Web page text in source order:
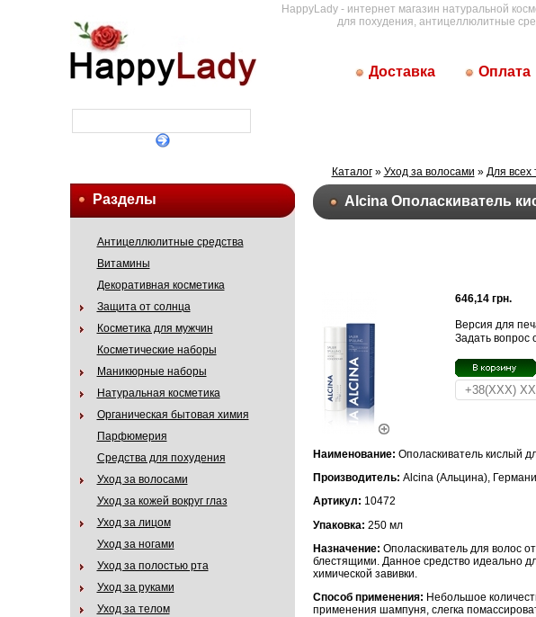
HappyLady - интернет магазин натуральной
для похудения, антицеллюлитные
Доставка Оплата
Разделы
Антицеллюлитные средства
Витамины
Декоративная косметика
Защита от солнца
Косметика для мужчин
Косметические наборы
Маникюрные наборы
Натуральная косметика
Органическая бытовая химия
Парфюмерия
Средства для похудения
Уход за волосами
Уход за кожей вокруг глаз
Уход за лицом
Уход за ногами
Уход за полостью рта
Уход за руками
Уход за телом
Каталог» Уход за волосами » Для всех
Alcina Ополаскиватель
646,14 грн.
Версия для
Задать вопрос
Наименование: Ополаскиватель кислый
Производитель: Alcina (Альцина),
Артикул: 10472
Упаковка: 250 мл
Назначение: Ополаскиватель для волос
блестящими. Данное средство идеально
химической завивки.
Способ применения: Небольшое
применения шампуня, слегка